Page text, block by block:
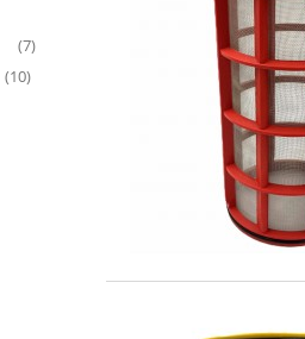
(7)
(10)